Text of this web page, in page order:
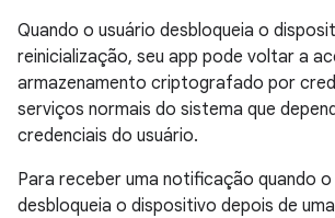
Quando o usuário desbloqueia o
reinicialização, seu app pode voltar a
armazenamento criptografado por
serviços normais do sistema que
credenciais do usuário.
Para receber uma notificação quando o
desbloqueia o dispositivo depois de